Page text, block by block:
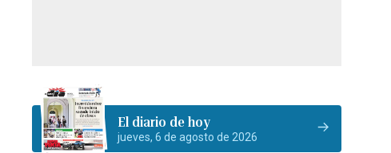
El diario de hoy
jueves, 6 de agosto de 2026